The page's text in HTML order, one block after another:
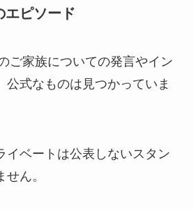
エピソード
ご家族についての発言やイン
公式なものは見つかっていま
イベートは公表しないスタン
ん。